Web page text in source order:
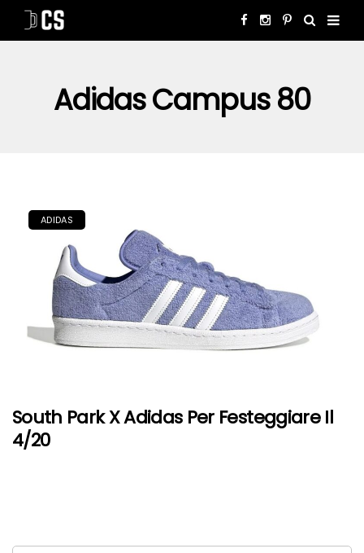
Adidas Campus 80
ADIDAS
South Park X Adidas Per Festeggiare Il
4/20